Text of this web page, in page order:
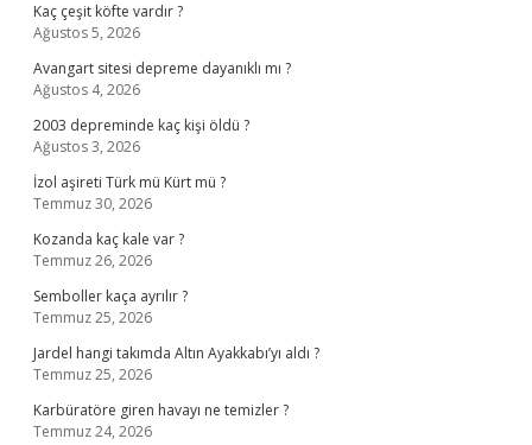
Kaç çeşit köfte vardır ?
Ağustos 5, 2026
Avangart sitesi depreme dayanıklı mı ?
Ağustos 4, 2026
2003 depreminde kaç kişi öldü ?
Ağustos 3, 2026
İzol aşireti Türk mü Kürt mü ?
Temmuz 30, 2026
Kozanda kaç kale var ?
Temmuz 26, 2026
Semboller kaça ayrılır ?
Temmuz 25, 2026
Jardel hangi takımda Altın Ayakkabı’yı aldı ?
Temmuz 25, 2026
Karbüratöre giren havayı ne temizler ?
Temmuz 24, 2026